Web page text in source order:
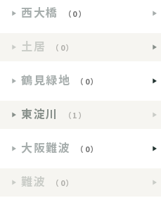
西大橋 （0）
土居 （0）
鶴見緑地 （0）
東淀川 （1）
大阪難波 （0）
難波 （0）